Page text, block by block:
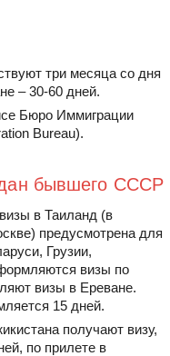
три месяца со дня
– 30-60 дней.
Бюро Иммиграции
Bureau).
бывшего СССР
в Таиланд (в
предусмотрена для
Грузии,
визы по
визы в Ереване.
15 дней.
получают визу,
по прилете в